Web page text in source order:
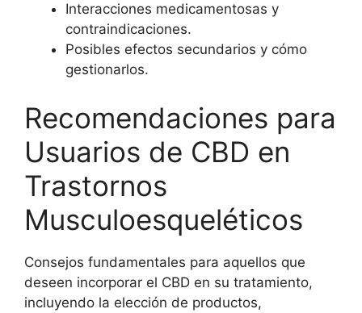
Interacciones medicamentosas y
contraindicaciones.
Posibles efectos secundarios y cómo
gestionarlos.
Recomendaciones para
Usuarios de CBD en
Trastornos
Musculoesqueléticos
Consejos fundamentales para aquellos que
deseen incorporar el CBD en su tratamiento,
incluyendo la elección de productos,